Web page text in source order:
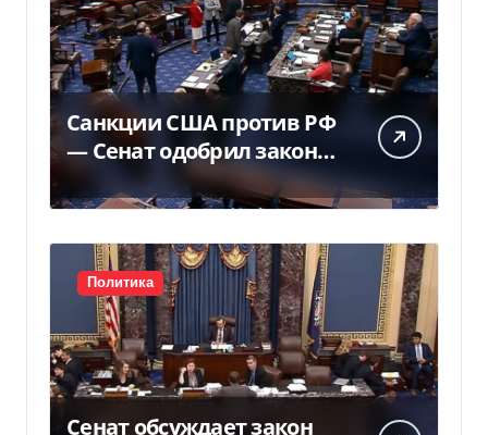
Санкции США против РФ
— Сенат одобрил закон
Грема — Фокус
Политика
Сенат обсуждает закон